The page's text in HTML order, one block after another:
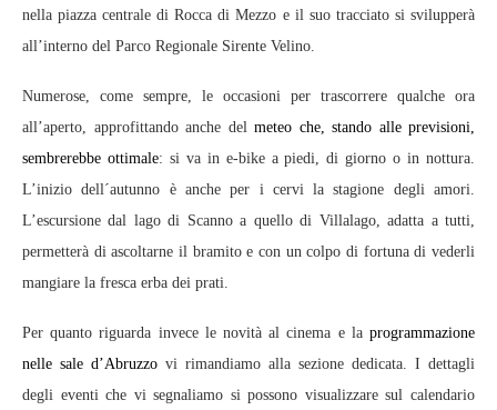
nella piazza centrale di Rocca di Mezzo e il suo tracciato si svilupperà
all’interno del Parco Regionale Sirente Velino.
Numerose, come sempre, le occasioni per trascorrere qualche ora
all’aperto, approfittando anche del meteo che, stando alle previsioni,
sembrerebbe ottimale: si va in e-bike a piedi, di giorno o in nottura.
L’inizio dell´autunno è anche per i cervi la stagione degli amori.
L’escursione dal lago di Scanno a quello di Villalago, adatta a tutti,
permetterà di ascoltarne il bramito e con un colpo di fortuna di vederli
mangiare la fresca erba dei prati.
Per quanto riguarda invece le novità al cinema e la programmazione
nelle sale d’Abruzzo vi rimandiamo alla sezione dedicata. I dettagli
degli eventi che vi segnaliamo si possono visualizzare sul calendario